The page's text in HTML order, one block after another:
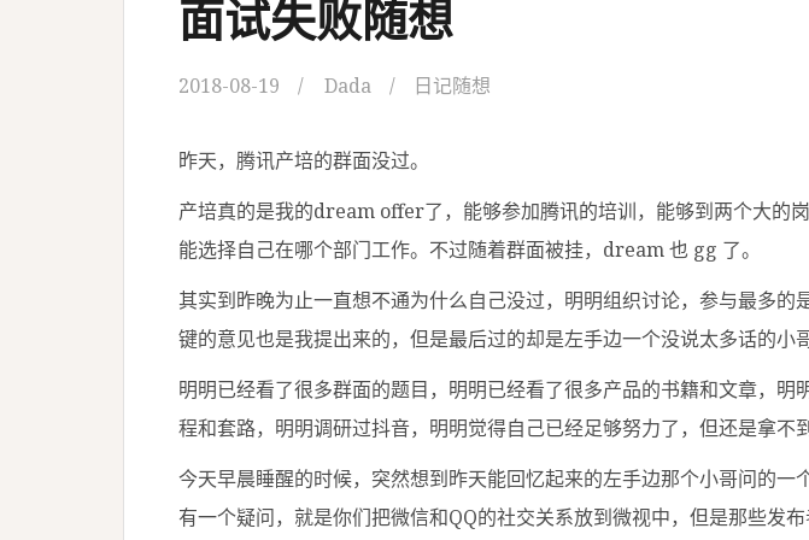
面试失败随想
2018-08-19 Dada 日记随想
昨天，腾讯产培的群面没过。
产培真的是我的dream offer了，能够参加腾讯的培训，能够到两个大的
能选择自己在哪个部门工作。不过随着群面被挂，dream 也 gg 了。
其实到昨晚为止一直想不通为什么自己没过，明明组织讨论，参与最多的
键的意见也是我提出来的，但是最后过的却是左手边一个没说太多话的小哥
明明已经看了很多群面的题目，明明已经看了很多产品的书籍和文章，明
程和套路，明明调研过抖音，明明觉得自己已经足够努力了，但还是拿不
今天早晨睡醒的时候，突然想到昨天能回忆起来的左手边那个小哥问的一
有一个疑问，就是你们把微信和QQ的社交关系放到微视中，但是那些发